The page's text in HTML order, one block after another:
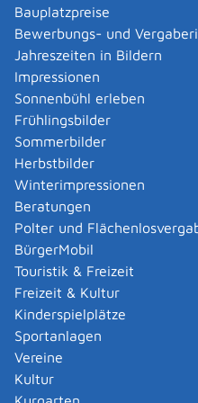
Bauplatzpreise
Bewerbungs- und
Jahreszeiten in Bildern
Impressionen
Sonnenbühl erleben
Frühlingsbilder
Sommerbilder
Herbstbilder
Winterimpressionen
Beratungen
Polter und
BürgerMobil
Touristik & Freizeit
Freizeit & Kultur
Kinderspielplätze
Sportanlagen
Vereine
Kultur
jeder Notar und jede
Hinweis:Adressen der
Deutschland finden Sie bei
Gemeinde Sonnenbühl
Leistungsdetails
Voraussetzungen
Sie möchten Abschriften,
Vervielfältigungen oder
lassen.
Verfahrensablauf
Legen Sie bei der
Originalschriftstück und
Kopien vor. Diese Kopien
zuständigen Stelle mit